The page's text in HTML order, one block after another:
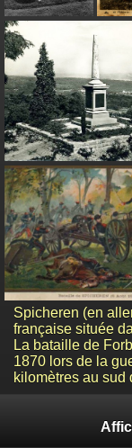
Spicheren (en
française située
La bataille de
1870 lors de la
kilomètres au sud